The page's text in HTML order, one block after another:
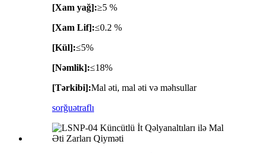
[Xam yağ]:≥5 %
[Xam Lif]:≤0.2 %
[Kül]:≤5%
[Nəmlik]:≤18%
[Tərkibi]:Mal əti, mal əti və məhsullar
sorğuətraflı